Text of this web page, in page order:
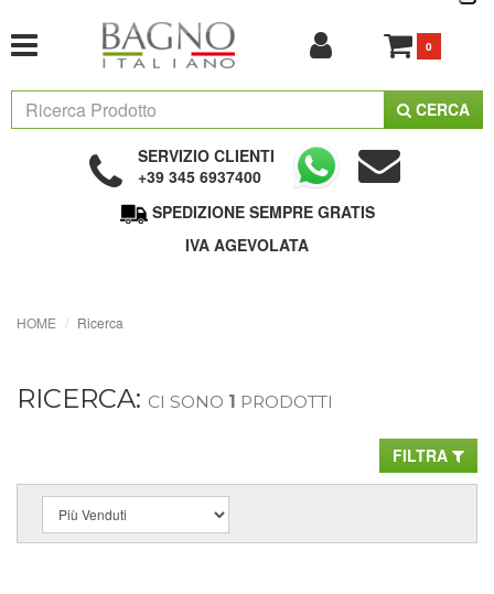
0
CERCA
SERVIZIO CLIENTI
+39 345 6937400
SPEDIZIONE SEMPRE GRATIS
IVA AGEVOLATA
HOME Ricerca
RICERCA: CI SONO 1 PRODOTTI
FILTRA